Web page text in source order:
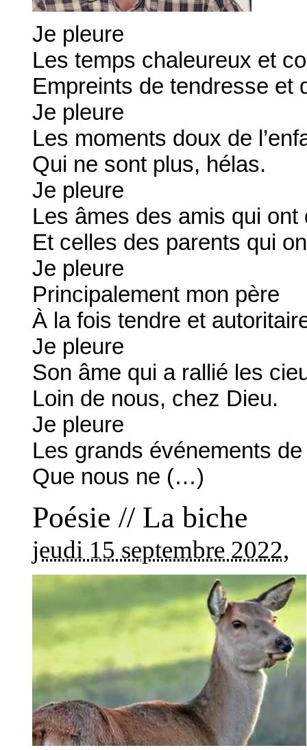
Je pleure
Les temps chaleureux et
Empreints de tendresse et
Je pleure
Les moments doux de
Qui ne sont plus, hélas.
Je pleure
Les âmes des amis qui
Et celles des parents qui
Je pleure
Principalement mon père
À la fois tendre et
Je pleure
Son âme qui a rallié les
Loin de nous, chez Dieu.
Je pleure
Les grands événements
Que nous ne (…)
Poésie // La biche
jeudi 15 septembre 2022,